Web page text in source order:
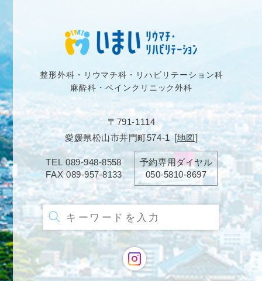
整形外科・リウマチ科・リハビリテーション科
麻酔科・ペインクリニック外科
〒791-1114
愛媛県松山市井門町574-1 [地図]
TEL 089-948-8558
FAX 089-957-8133
予約専用ダイヤル
050-5810-8697